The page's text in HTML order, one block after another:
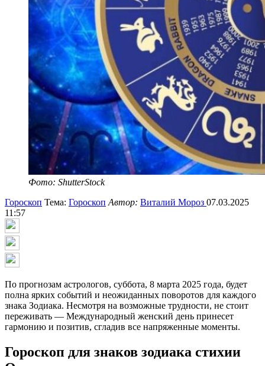
Фото: ShutterStock
Гороскоп Тема: Гороскоп Автор: Виталий Мороз 07.03.2025
11:57
По прогнозам астрологов, суббота, 8 марта 2025 года, будет
полна ярких событий и неожиданных поворотов для каждого
знака Зодиака. Несмотря на возможные трудности, не стоит
переживать — Международный женский день принесет
гармонию и позитив, сгладив все напряженные моменты.
Гороскоп для знаков зодиака стихии